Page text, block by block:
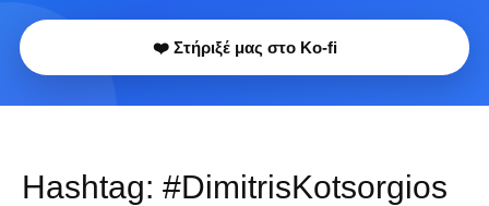
❤️ Στήριξέ μας στο Ko-fi
Hashtag: #DimitrisKotsorgios